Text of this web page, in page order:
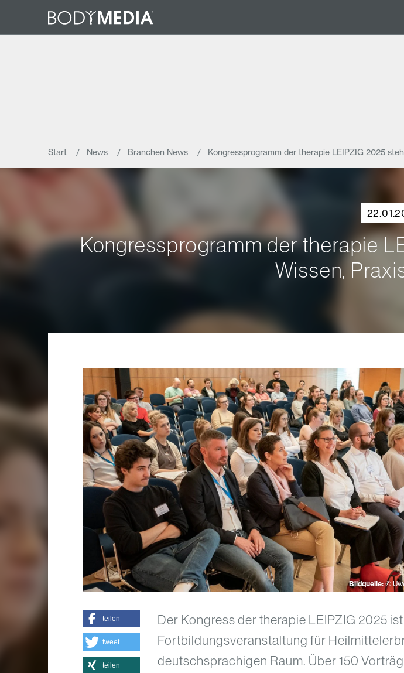
Start News Branchen News Kongressprogramm der therapie LEIPZIG 2025
Kongressprogramm der therapie
Wissen,
Bildquelle: ©
Der Kongress der therapie LEIPZIG 2025
Fortbildungsveranstaltung für
deutschsprachigen Raum. Über 150
teilen
tweet
teilen